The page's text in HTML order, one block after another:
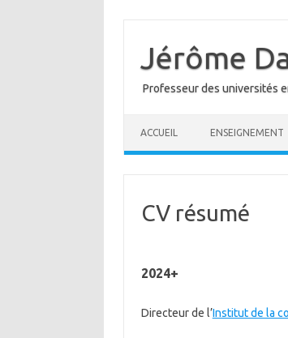
content
Jérôme
Professeur des universités
ACCUEIL ENSEIGNEMENT
CV résumé
2024+
Directeur de l’Institut de la